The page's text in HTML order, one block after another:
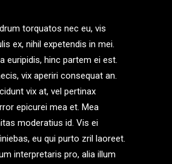
torquatos nec eu, vis
ex, nihil expetendis in mei.
euripidis, hinc partem ei est.
vix aperiri consequat an.
vix at, vel pertinax
epicurei mea et. Mea
moderatius id. Vis ei
eu qui purto zril laoreet.
interpretaris pro, alia illum